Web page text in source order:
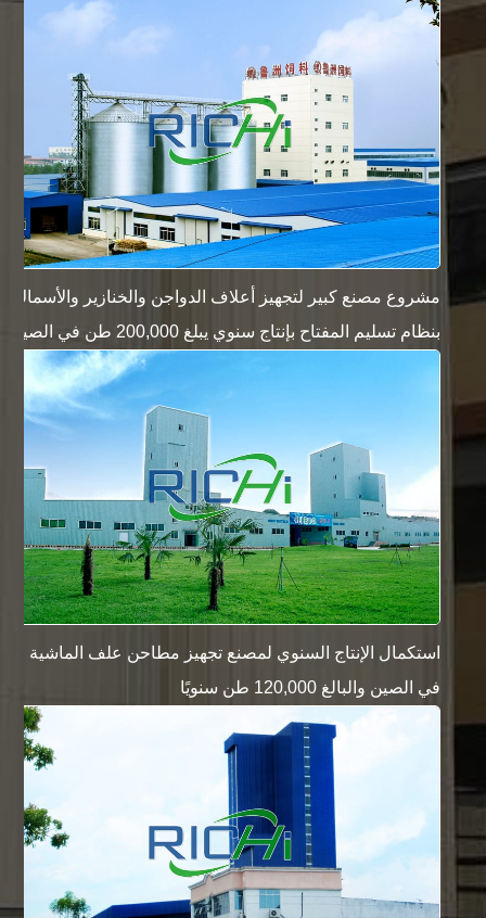
مشروع مصنع كبير لتجهيز أعلاف الدواجن والخنازير والأسماك
بنظام تسليم المفتاح بإنتاج سنوي يبلغ 200,000 طن في الصين
استكمال الإنتاج السنوي لمصنع تجهيز مطاحن علف الماشية
في الصين والبالغ 120,000 طن سنويًا